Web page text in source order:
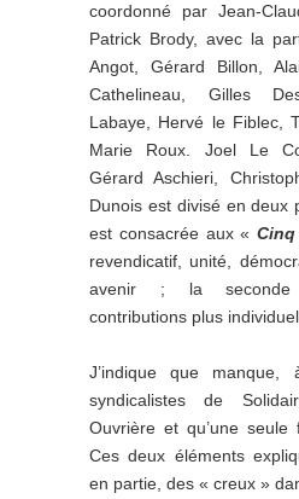
coordonné par Jean-
Patrick Brody, avec la
Angot, Gérard Billon,
Cathelineau, Gilles
Labaye, Hervé le Fiblec,
Marie Roux. Joel Le
Gérard Aschieri,
Dunois est divisé en deux
est consacrée aux «
revendicatif, unité,
avenir ; la seconde
contributions plus
J’indique que
syndicalistes de
Ouvrière et qu’une seule
Ces deux éléments
en partie, des « creux »